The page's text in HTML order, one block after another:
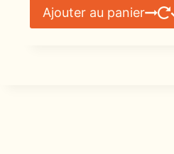
Ajouter au panier